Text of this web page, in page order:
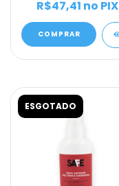
R$47,41 no PIX
COMPRAR
ESGOTADO